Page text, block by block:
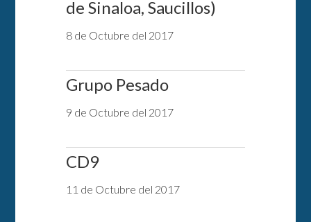
de Sinaloa, Saucillos)
8 de Octubre del 2017
Grupo Pesado
9 de Octubre del 2017
CD9
11 de Octubre del 2017